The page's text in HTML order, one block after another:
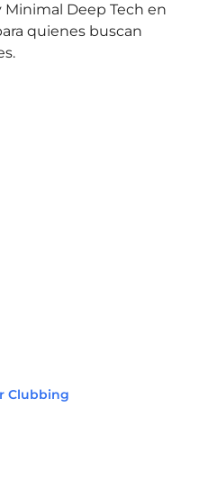
Minimal Deep Tech en
quienes buscan
Clubbing